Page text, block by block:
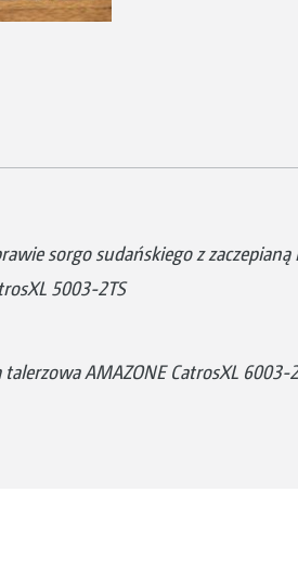
sorgo sudańskiego z
5003-2TS
AMAZONE CatrosXL 6003-